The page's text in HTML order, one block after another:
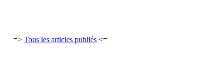
=> Tous les articles publiés <=